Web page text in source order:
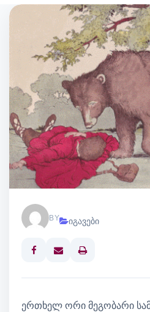
BY იგავები
Print
ერთხელ ორი მეგობარი